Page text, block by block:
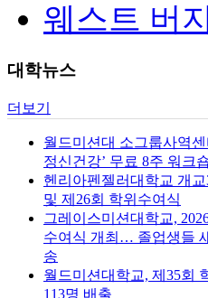
웨스트 버
대학뉴스
더보기
월드미션대 소그룹사역
정신건강’ 무료 8주 워크
헨리아펜젤러대학교 개
및 제26회 학위수여식
그레이스미션대학교,
수여식 개최… 졸업생들
송
월드미션대학교, 제35회
113명 배출